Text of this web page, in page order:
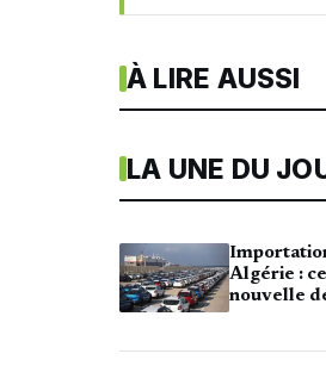
À LIRE AUSSI
LA UNE DU
Algérie :
nouvelle